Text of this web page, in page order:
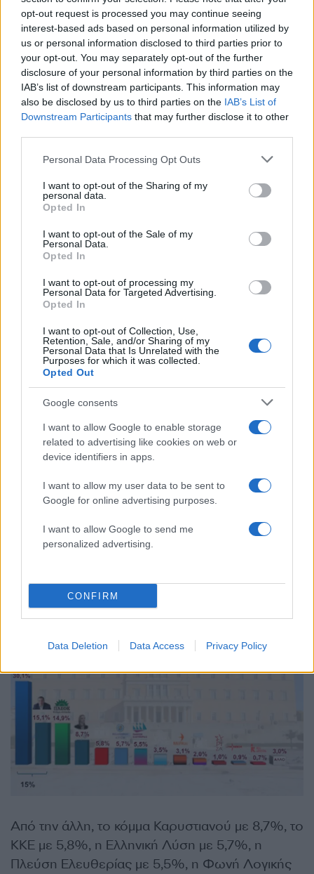
opt-out request is processed you may continue seeing
interest-based ads based on personal information utilized by
us or personal information disclosed to third parties prior to
your opt-out. You may separately opt-out of the further
disclosure of your personal information by third parties on the
IAB’s list of downstream participants. This information may
also be disclosed by us to third parties on the IAB’s List of
Downstream Participants that may further disclose it to other
Please note that this website/app uses one or more Google
not limited to your visit or usage behaviour. You may click to
grant or deny consent to Google and its third-party tags to
use your data for below specified purposes in below Google
consent section.
Personal Data Processing Opt Outs
I want to opt-out of the Sharing of my
personal data.
Opted In
I want to opt-out of the Sale of my
Personal Data.
Opted In
I want to opt-out of processing my
Personal Data for Targeted Advertising.
Opted In
I want to opt-out of Collection, Use,
Retention, Sale, and/or Sharing of my
Personal Data that Is Unrelated with the
Purposes for which it was collected.
Opted Out
Google consents
I want to allow Google to enable storage
related to advertising like cookies on web or
device identifiers in apps.
I want to allow my user data to be sent to
Google for online advertising purposes.
I want to allow Google to send me
personalized advertising.
CONFIRM
Data Deletion Data Access Privacy Policy
Ελληνική Λύση με 5,1%, η Πλεύση Ελευθερίας
με 4,9%, η Φωνή Λογικής με 3,3%, το ΜέΡΑ25
με 2,7%, οι Δημοκράτες με 1,8%, ο ΣΥΡΙΖΑ με
0,9%, η Νίκη με 0,8%, η Νέα Αριστερά με 0,6%,
το «άλλο» με 2,7%, ενώ αναποφάσιστο δηλώνει
το 10,5%.
Πάνω από το ψυχολογικό όριο
Στην εκτίμηση εκλογικού αποτελέσματος, στην
οποία δεν προσμετρώνται οι αναποφάσιστοι, το
30,1% απαντά τη ΝΔ, με τη «γαλάζια» παράταξη
του 30%, και ακολουθούν το κόμμα Τσίπρα με
15,1%, το ΠΑΣΟΚ με 14,9%.
Από την άλλη, το κόμμα Καρυστιανού με 8,7%, το
ΚΚΕ με 5,8%, η Ελληνική Λύση με 5,7%, η
Πλεύση Ελευθερίας με 5,5%, η Φωνή Λογικής